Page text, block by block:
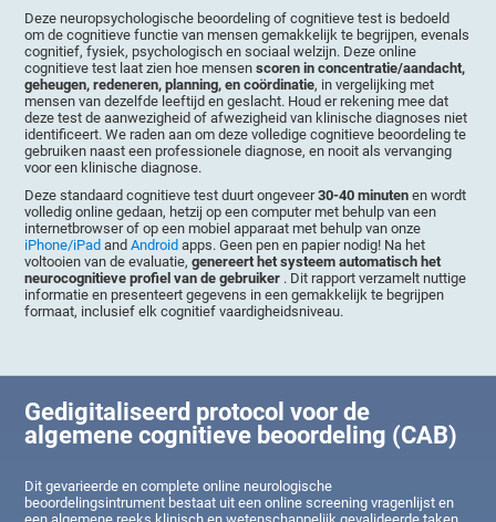
Deze neuropsychologische beoordeling of cognitieve test is bedoeld
om de cognitieve functie van mensen gemakkelijk te begrijpen, evenals
cognitief, fysiek, psychologisch en sociaal welzijn. Deze online
cognitieve test laat zien hoe mensenscoren in concentratie/aandacht,
geheugen, redeneren, planning, en coördinatie, in vergelijking met
mensen van dezelfde leeftijd en geslacht. Houd er rekening mee dat
deze test de aanwezigheid of afwezigheid van klinische diagnoses niet
identificeert. We raden aan om deze volledige cognitieve beoordeling te
gebruiken naast een professionele diagnose, en nooit als vervanging
voor een klinische diagnose.
Deze standaard cognitieve test duurt ongeveer30-40 minuten en wordt
volledig online gedaan, hetzij op een computer met behulp van een
internetbrowser of op een mobiel apparaat met behulp van onze
iPhone/iPad andAndroid apps. Geen pen en papier nodig! Na het
voltooien van de evaluatie,genereert het systeem automatisch het
neurocognitieve profiel van de gebruiker . Dit rapport verzamelt nuttige
informatie en presenteert gegevens in een gemakkelijk te begrijpen
formaat, inclusief elk cognitief vaardigheidsniveau.
Gedigitaliseerd protocol voor de
algemene cognitieve beoordeling (CAB)
Dit gevarieerde en complete online neurologische
beoordelingsintrument bestaat uit een online screening vragenlijst en